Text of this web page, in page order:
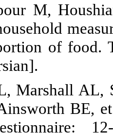
23.
manual for
and edible
1999. [in
24. Craig
Booth ML,
activity